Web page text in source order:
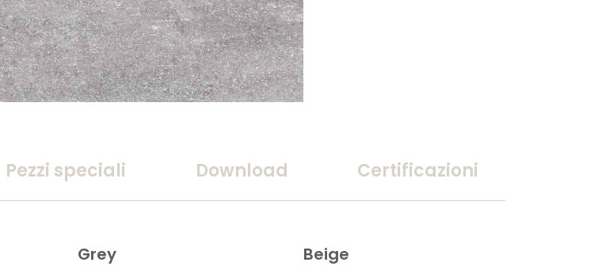
Pezzi speciali Download Certificazioni
Grey Beige